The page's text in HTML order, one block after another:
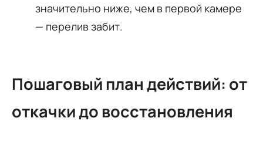
значительно ниже, чем в первой камере
— перелив забит.
Пошаговый план действий: от
откачки до восстановления